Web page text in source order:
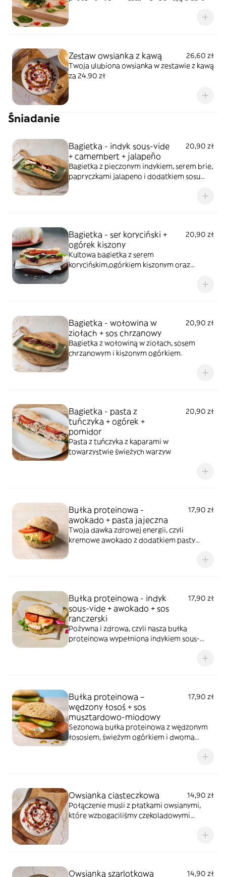
Zestaw owsianka z kawą
26,60 zł
Twoja ulubiona owsianka w zestawie z kawą
za 24.90 zł
Śniadanie
Bagietka - indyk sous-vide
+ camembert + jalapeño
20,90 zł
Bagietka z pieczonym indykiem, serem brie,
papryczkami jalapeno i dodatkiem sosu
Bagietka - ser koryciński +
ogórek kiszony
20,90 zł
Kultowa bagietka z serem
korycińskim,ogórkiem kiszonym oraz
Bagietka - wołowina w
ziołach + sos chrzanowy
20,90 zł
Bagietka z wołowiną w ziołach, sosem
chrzanowym i kiszonym ogórkiem.
Bagietka - pasta z
tuńczyka + ogórek +
pomidor
20,90 zł
Pasta z tuńczyka z kaparami w
towarzystwie świeżych warzyw
Bułka proteinowa -
awokado + pasta jajeczna
17,90 zł
Twoja dawka zdrowej energii, czyli
kremowe awokado z dodatkiem pasty
Bułka proteinowa - indyk
sous-vide + awokado + sos
ranczerski
17,90 zł
Pożywna i zdrowa, czyli nasza bułka
proteinowa wypełniona indykiem sous-
Bułka proteinowa –
wędzony łosoś + sos
musztardowo-miodowy
17,90 zł
Sezonowa bułka proteinowa z wędzonym
łososiem, świeżym ogórkiem i dwoma
Owsianka ciasteczkowa
14,90 zł
Połączenie musli z płatkami owsianymi,
które wzbogaciliśmy czekoladowymi
Owsianka szarlotkowa
14,90 zł